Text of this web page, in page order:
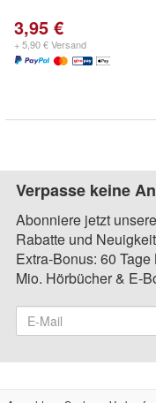
3,95 €
+ 5,90 € Versand
Verpasse keine
Abonniere jetzt
Rabatte und
Extra-Bonus: 60
Mio. Hörbücher & E-